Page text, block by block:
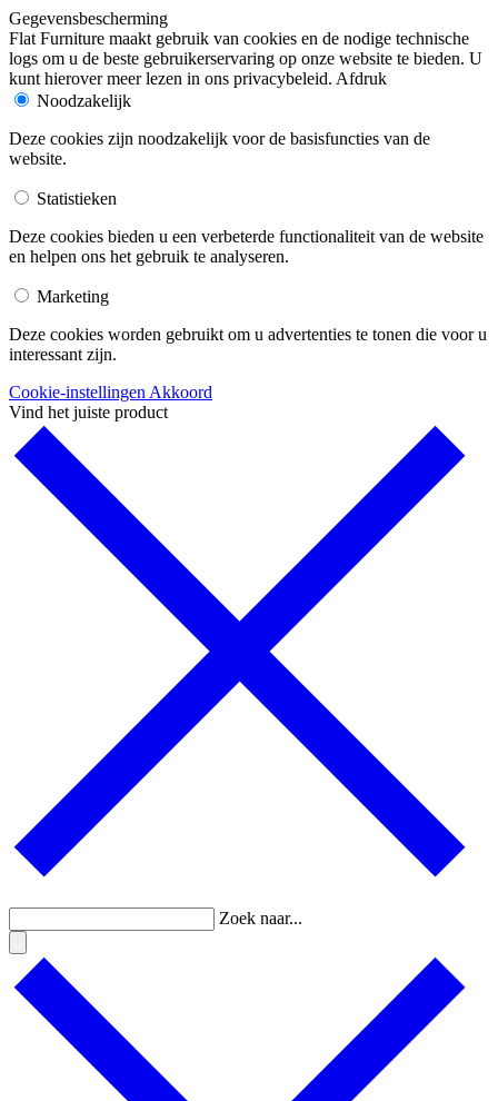
Gegevensbescherming
Flat Furniture maakt gebruik van cookies en de nodige technische
logs om u de beste gebruikerservaring op onze website te bieden. U
kunt hierover meer lezen in ons privacybeleid. Afdruk
Noodzakelijk
Deze cookies zijn noodzakelijk voor de basisfuncties van de
website.
Statistieken
Deze cookies bieden u een verbeterde functionaliteit van de website
en helpen ons het gebruik te analyseren.
Marketing
Deze cookies worden gebruikt om u advertenties te tonen die voor u
interessant zijn.
Cookie-instellingen Akkoord
Vind het juiste product
Zoek naar...